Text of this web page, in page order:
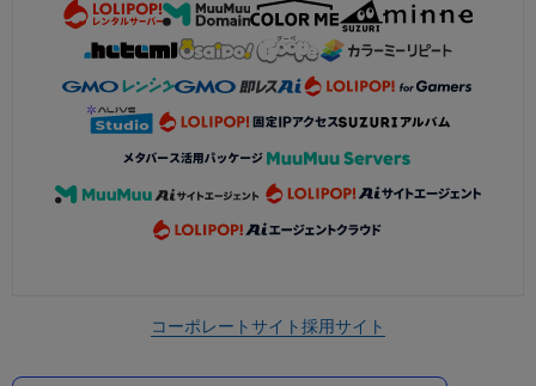
コーポレートサイト採用サイト